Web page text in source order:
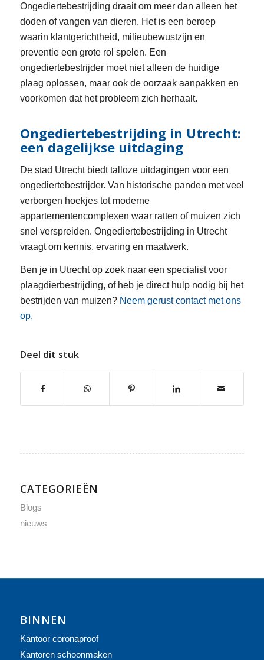
Ongediertebestrijding draait om meer dan alleen het
doden of vangen van dieren. Het is een beroep
waarin klantgerichtheid, milieubewustzijn en
preventie een grote rol spelen. Een
ongediertebestrijder moet niet alleen de huidige
plaag oplossen, maar ook de oorzaak aanpakken en
voorkomen dat het probleem zich herhaalt.
Ongediertebestrijding in Utrecht:
een dagelijkse uitdaging
De stad Utrecht biedt talloze uitdagingen voor een
ongediertebestrijder. Van historische panden met veel
verborgen hoekjes tot moderne
appartementencomplexen waar ratten of muizen zich
snel verspreiden. Ongediertebestrijding in Utrecht
vraagt om kennis, ervaring en maatwerk.
Ben je in Utrecht op zoek naar een specialist voor
plaagdierbestrijding, of heb je direct hulp nodig bij het
bestrijden van muizen? Neem gerust contact met ons
op.
Deel dit stuk
CATEGORIEËN
Blogs
nieuws
BINNEN
Kantoor coronaproof
Kantoren schoonmaken